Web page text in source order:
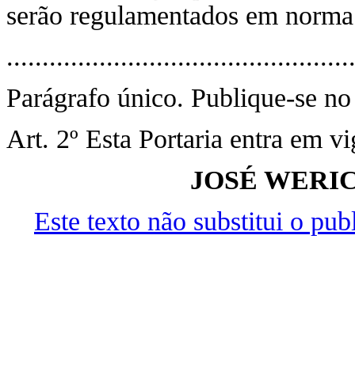
serão regulamentados em
Parágrafo único. Publique-se
Art. 2º Esta Portaria entra em
JOSÉ
Este texto não substitui o